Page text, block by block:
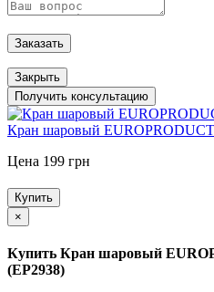
Заказать
Закрыть
Получить консультацию
Кран шаровый
Цена 199 грн
Купить
×
Купить Кран шаровый
(EP2938)